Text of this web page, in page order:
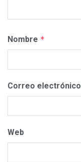
Nombre *
Correo electrónico
Web